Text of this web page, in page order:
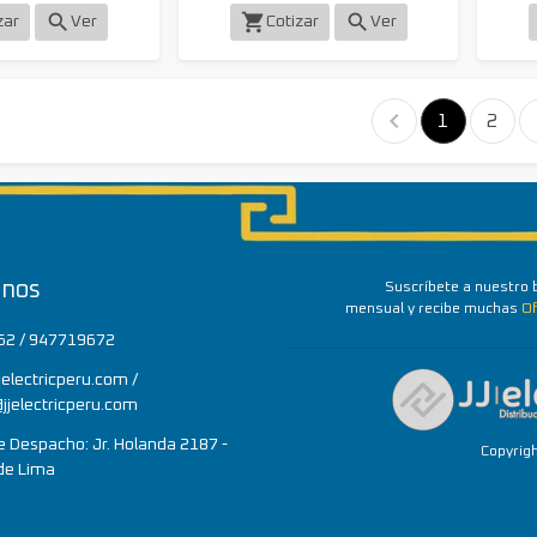
searchVer shopping_cart Cotizar search Ver
chevron_left 1 2
/ 947719672
/
Despacho: Jr. Holanda 2187 -
Lima
Suscríbete a nuestro
mensual y recibe muchas